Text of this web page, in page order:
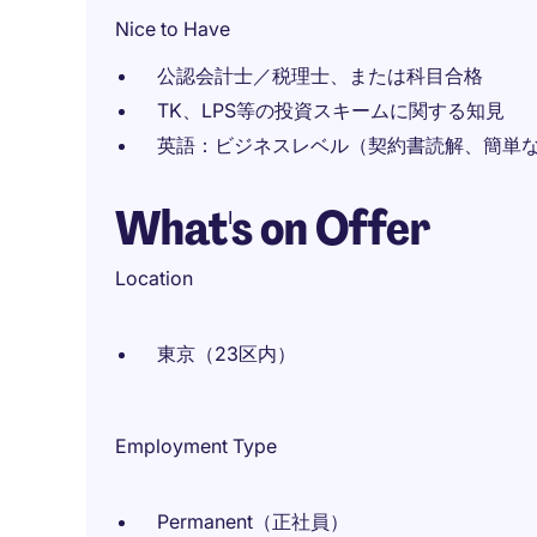
Nice to Have
公認会計士／税理士、または科目合格
TK、LPS等の投資スキームに関する知見
英語：ビジネスレベル（契約書読解、簡単
What's on Offer
Location
東京（23区内）
Employment Type
Permanent（正社員）